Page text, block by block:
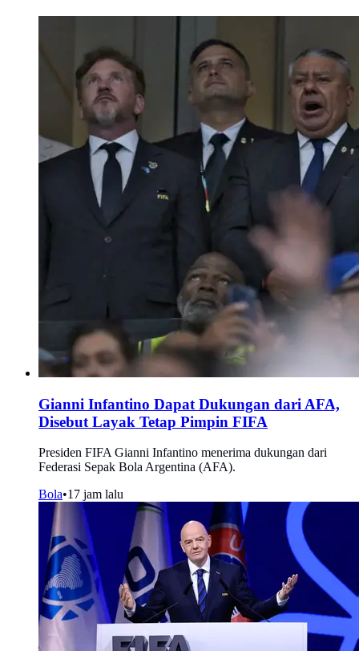
Gianni Infantino Dapat Dukungan dari AFA,
Disebut Layak Tetap Pimpin FIFA
Presiden FIFA Gianni Infantino menerima dukungan dari
Federasi Sepak Bola Argentina (AFA).
Bola•17 jam lalu